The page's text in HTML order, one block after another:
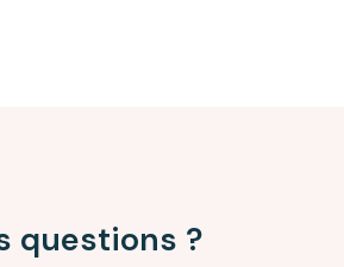
questions ?